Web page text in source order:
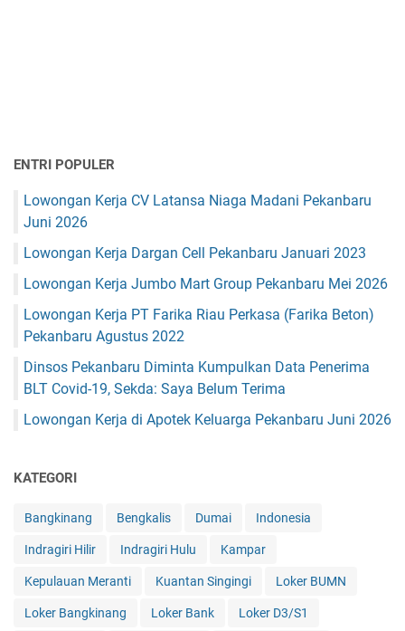
ENTRI POPULER
Lowongan Kerja CV Latansa Niaga Madani Pekanbaru
Juni 2026
Lowongan Kerja Dargan Cell Pekanbaru Januari 2023
Lowongan Kerja Jumbo Mart Group Pekanbaru Mei 2026
Lowongan Kerja PT Farika Riau Perkasa (Farika Beton)
Pekanbaru Agustus 2022
Dinsos Pekanbaru Diminta Kumpulkan Data Penerima
BLT Covid-19, Sekda: Saya Belum Terima
Lowongan Kerja di Apotek Keluarga Pekanbaru Juni 2026
KATEGORI
Bangkinang Bengkalis Dumai Indonesia
Indragiri Hilir Indragiri Hulu Kampar
Kepulauan Meranti Kuantan Singingi Loker BUMN
Loker Bangkinang Loker Bank Loker D3/S1